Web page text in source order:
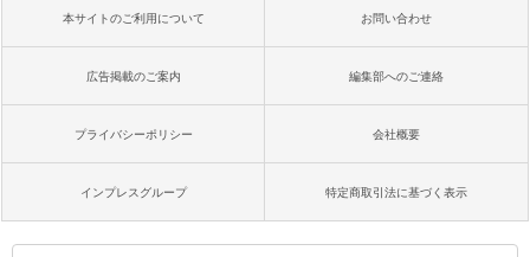
本サイトのご利用について お問い合わせ
広告掲載のご案内 編集部へのご連絡
プライバシーポリシー 会社概要
インプレスグループ 特定商取引法に基づく表示